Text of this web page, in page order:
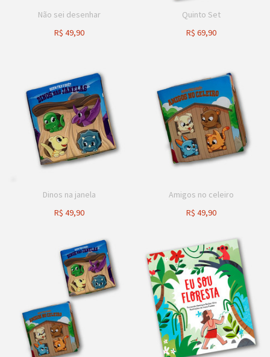
Não sei desenhar
R$ 49,90
Quinto Set
R$ 69,90
Dinos na janela
R$ 49,90
Amigos no celeiro
R$ 49,90